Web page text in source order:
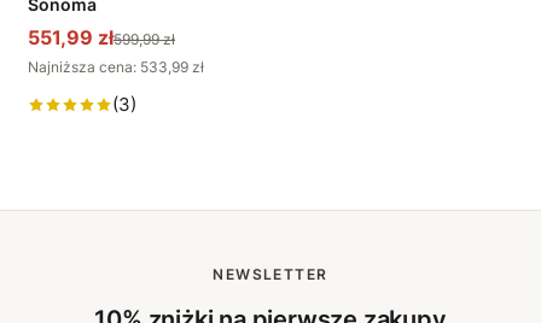
Sonoma
551,99 zł599,99 zł
Najniższa cena: 533,99 zł
(3)
NEWSLETTER